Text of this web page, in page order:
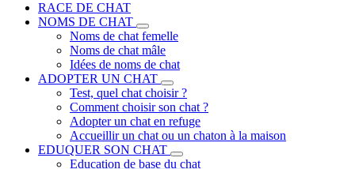
RACE DE CHAT
NOMS DE CHAT
Noms de chat femelle
Noms de chat mâle
Idées de noms de chat
ADOPTER UN CHAT
Test, quel chat choisir ?
Comment choisir son chat ?
Adopter un chat en refuge
Accueillir un chat ou un chaton à la maison
EDUQUER SON CHAT
Education de base du chat